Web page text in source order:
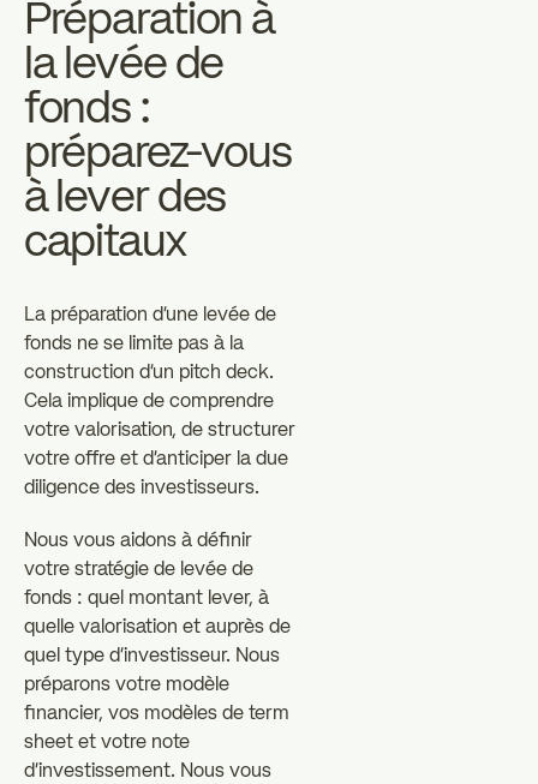
Préparation à
la levée de
fonds :
préparez-vous
à lever des
capitaux
La préparation d'une levée de
fonds ne se limite pas à la
construction d'un pitch deck.
Cela implique de comprendre
votre valorisation, de structurer
votre offre et d'anticiper la due
diligence des investisseurs.
Nous vous aidons à définir
votre stratégie de levée de
fonds : quel montant lever, à
quelle valorisation et auprès de
quel type d'investisseur. Nous
préparons votre modèle
financier, vos modèles de term
sheet et votre note
d'investissement. Nous vous